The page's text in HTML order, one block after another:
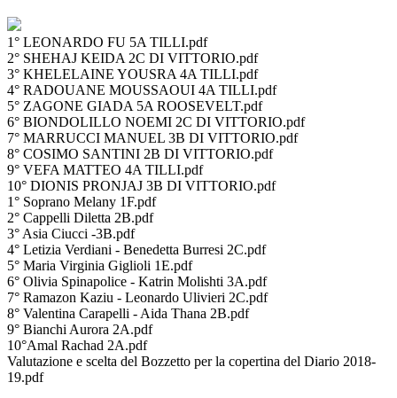
1° LEONARDO FU 5A TILLI.pdf
2° SHEHAJ KEIDA 2C DI VITTORIO.pdf
3° KHELELAINE YOUSRA 4A TILLI.pdf
4° RADOUANE MOUSSAOUI 4A TILLI.pdf
5° ZAGONE GIADA 5A ROOSEVELT.pdf
6° BIONDOLILLO NOEMI 2C DI VITTORIO.pdf
7° MARRUCCI MANUEL 3B DI VITTORIO.pdf
8° COSIMO SANTINI 2B DI VITTORIO.pdf
9° VEFA MATTEO 4A TILLI.pdf
10° DIONIS PRONJAJ 3B DI VITTORIO.pdf
1° Soprano Melany 1F.pdf
2° Cappelli Diletta 2B.pdf
3° Asia Ciucci -3B.pdf
4° Letizia Verdiani - Benedetta Burresi 2C.pdf
5° Maria Virginia Giglioli 1E.pdf
6° Olivia Spinapolice - Katrin Molishti 3A.pdf
7° Ramazon Kaziu - Leonardo Ulivieri 2C.pdf
8° Valentina Carapelli - Aida Thana 2B.pdf
9° Bianchi Aurora 2A.pdf
10°Amal Rachad 2A.pdf
Valutazione e scelta del Bozzetto per la copertina del Diario 2018-
19.pdf